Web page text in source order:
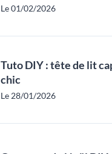
Le 01/02/2026
Tuto DIY : tête de lit
chic
Le 28/01/2026